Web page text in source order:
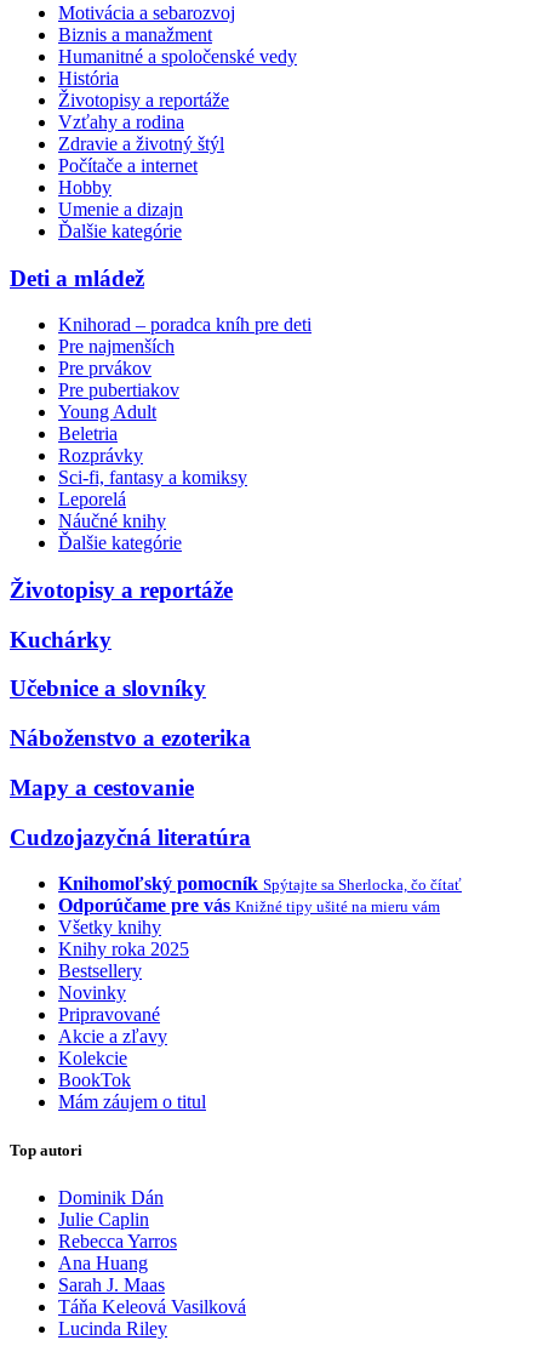
Motivácia a sebarozvoj
Biznis a manažment
Humanitné a spoločenské vedy
História
Životopisy a reportáže
Vzťahy a rodina
Zdravie a životný štýl
Počítače a internet
Hobby
Umenie a dizajn
Ďalšie kategórie
Deti a mládež
Knihorad – poradca kníh pre deti
Pre najmenších
Pre prvákov
Pre pubertiakov
Young Adult
Beletria
Rozprávky
Sci-fi, fantasy a komiksy
Leporelá
Náučné knihy
Ďalšie kategórie
Životopisy a reportáže
Kuchárky
Učebnice a slovníky
Náboženstvo a ezoterika
Mapy a cestovanie
Cudzojazyčná literatúra
Knihomoľský pomocník Spýtajte sa Sherlocka, čo čítať
Odporúčame pre vás Knižné tipy ušité na mieru vám
Všetky knihy
Knihy roka 2025
Bestsellery
Novinky
Pripravované
Akcie a zľavy
Kolekcie
BookTok
Mám záujem o titul
Top autori
Dominik Dán
Julie Caplin
Rebecca Yarros
Ana Huang
Sarah J. Maas
Táňa Keleová Vasilková
Lucinda Riley